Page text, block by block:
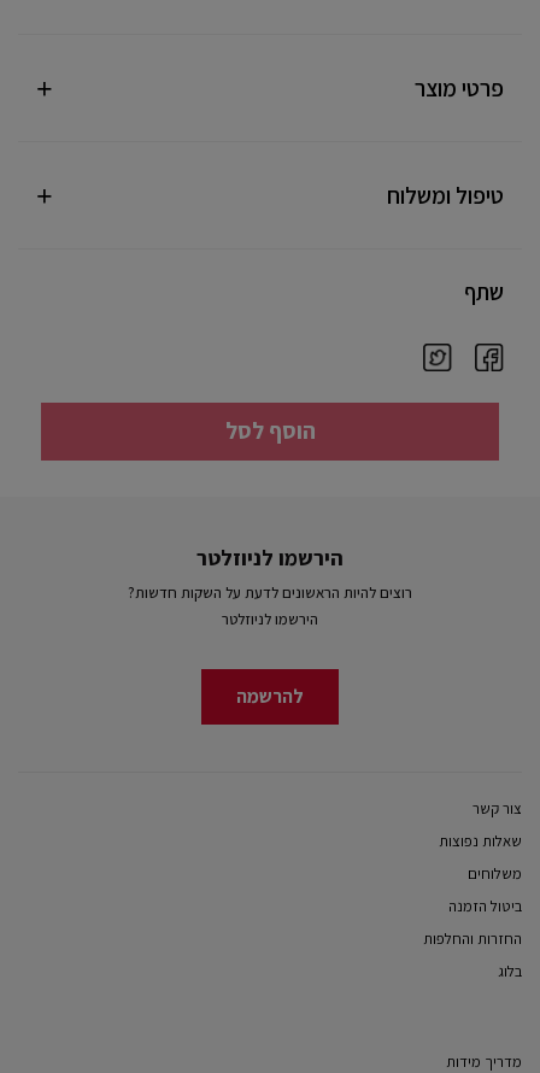
פרטי מוצר
טיפול ומשלוח
שתף
הוסף לסל
הירשמו לניוזלטר
רוצים להיות הראשונים לדעת על השקות חדשות?
הירשמו לניוזלטר
להרשמה
צור קשר
שאלות נפוצות
משלוחים
ביטול הזמנה
החזרות והחלפות
בלוג
מדריך מידות